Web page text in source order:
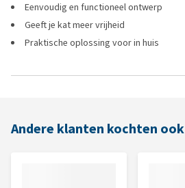
Eenvoudig en functioneel ontwerp
Geeft je kat meer vrijheid
Praktische oplossing voor in huis
Andere klanten kochten ook